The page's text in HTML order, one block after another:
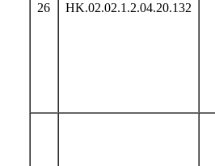
26 HK.02.02.1.2.04.20.132